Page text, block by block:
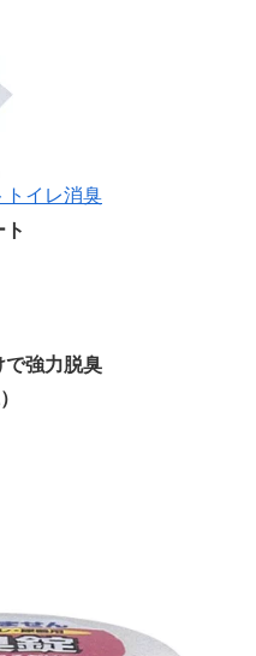
トイレ消臭
強力脱臭